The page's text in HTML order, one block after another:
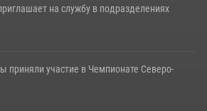
на службу в подразделениях
приняли участие в Чемпионате Северо-